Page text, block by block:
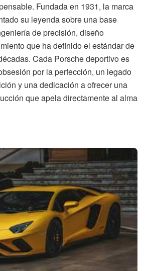
Fundada en 1931, la marca
su leyenda sobre una base
de precisión, diseño
que ha definido el estándar de
Cada Porsche deportivo es
por la perfección, un legado
y una dedicación a ofrecer una
que apela directamente al alma